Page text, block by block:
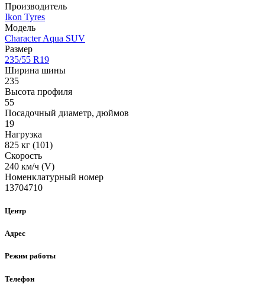
Производитель
Ikon Tyres
Модель
Character Aqua SUV
Размер
235/55 R19
Ширина шины
235
Высота профиля
55
Посадочный диаметр, дюймов
19
Нагрузка
825 кг (101)
Скорость
240 км/ч (V)
Номенклатурный номер
13704710
Центр
Адрес
Режим работы
Телефон